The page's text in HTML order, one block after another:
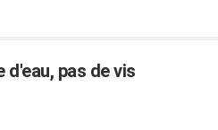
pas de vis